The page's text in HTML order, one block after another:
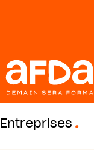
Entreprises